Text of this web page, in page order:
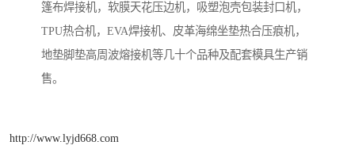
篷布焊接机，软膜天花压边机，吸塑泡壳包装封口机，
TPU热合机，EVA焊接机、皮革海绵坐垫热合压痕机，
地垫脚垫高周波熔接机等几十个品种及配套模具生产销
售。
http://www.lyjd668.com